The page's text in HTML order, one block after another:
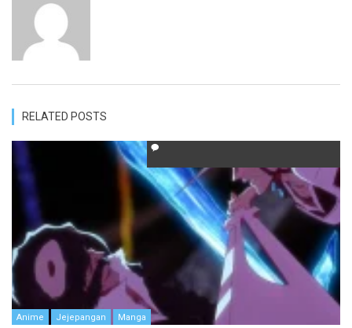
RELATED POSTS
Anime Jejepangan Manga